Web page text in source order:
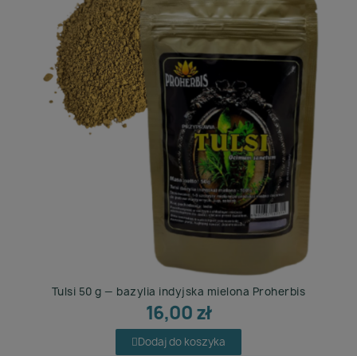
Ziołowa słodycz bez dosładzania — morwa, gurmar,
neem
Brzuch lubi błonnik — babka, ostropest, zioła
Ziołowe porządki — piołun, goździk, czystek
Ziołowy luz — ashwagandha, melisa, kozłek
Zioła na chłodne dni — czystek, dzika róża, rokitnik
Kobiece ziołowe sprawy — koniczyna, niepokalanek,
Ziołowe napary — mącznica, czereśnia, kukurydza
Zioła od serca — głóg, perełkowiec, czosnek
Lekko z natury — błonnik, gurmar, zielona kawa,
Zioła dla głowy — ginkgo, lecytyna, żeń-szeń
Tulsi 50 g — bazylia indyjska mielona Proherbis
16,00 zł
Dodaj do koszyka